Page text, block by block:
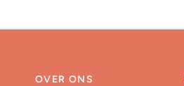
OVER ONS